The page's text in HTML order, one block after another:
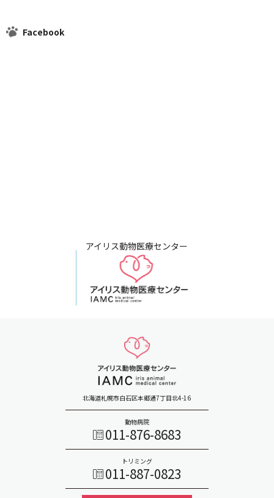
Facebook
アイリス動物医療センター
北海道札幌市白石区本郷通7丁目北4-16
動物病院
011-876-8683
トリミング
011-887-0823